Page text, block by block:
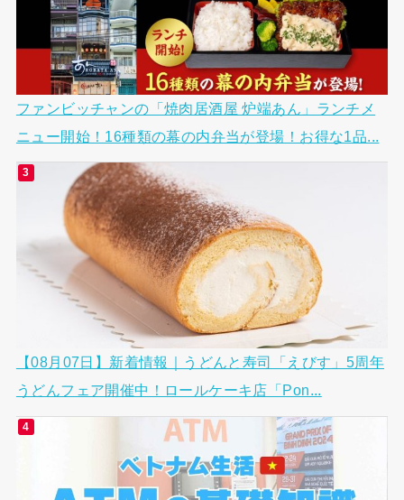
ファンビッチャンの「焼肉居酒屋 炉端あん」ランチメ
ニュー開始！16種類の幕の内弁当が登場！お得な1品...
【08月07日】新着情報｜うどんと寿司「えびす」5周年
うどんフェア開催中！ロールケーキ店「Pon...